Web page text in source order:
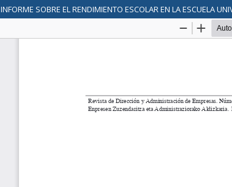
INFORME SOBRE EL RENDIMIENTO ESCOLAR EN LA ESCUELA